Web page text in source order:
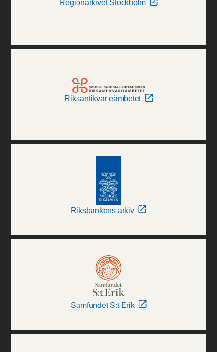
Regionarkivet Stockholm
Riksantikvarieämbetet
Riksbankens arkiv
Samfundet S:t Erik